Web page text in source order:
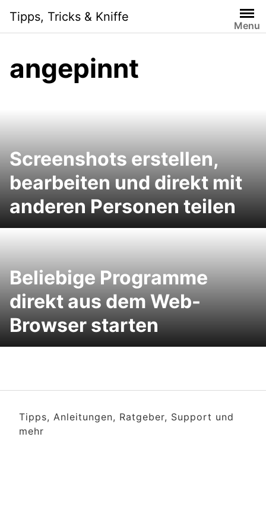
content
Tipps, Tricks & Kniffe
Menu
angepinnt
Screenshots erstellen,
bearbeiten und direkt mit
anderen Personen teilen
Beliebige Programme
direkt aus dem Web-
Browser starten
Tipps, Anleitungen, Ratgeber, Support und
mehr